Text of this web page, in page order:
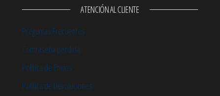
ATENCIÓN AL CLIENTE
Preguntas Frecuentes
Contraseña perdida
Política de Envíos
Política de Devoluciones